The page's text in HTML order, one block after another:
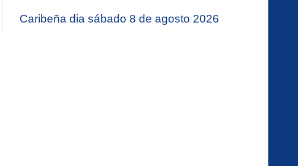
Caribeña dia sábado 8 de agosto 2026